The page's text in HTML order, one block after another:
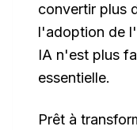
convertir plus
l'adoption de
IA n'est plus
essentielle.
Prêt à